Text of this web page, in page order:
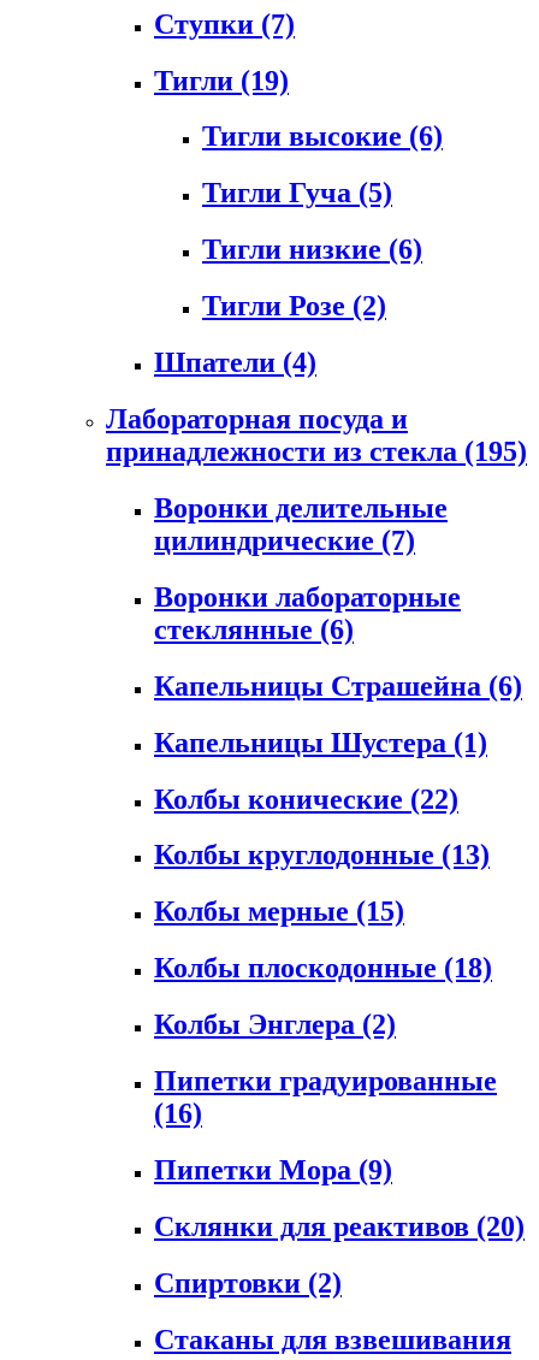
Ступки (7)
Тигли (19)
Тигли высокие (6)
Тигли Гуча (5)
Тигли низкие (6)
Тигли Розе (2)
Шпатели (4)
Лабораторная посуда и
принадлежности из стекла (195)
Воронки делительные
цилиндрические (7)
Воронки лабораторные
стеклянные (6)
Капельницы Страшейна (6)
Капельницы Шустера (1)
Колбы конические (22)
Колбы круглодонные (13)
Колбы мерные (15)
Колбы плоскодонные (18)
Колбы Энглера (2)
Пипетки градуированные
(16)
Пипетки Мора (9)
Склянки для реактивов (20)
Спиртовки (2)
Стаканы для взвешивания